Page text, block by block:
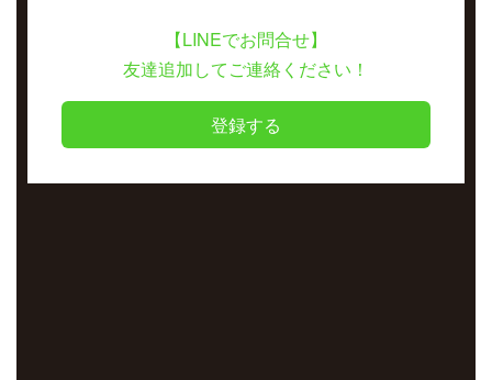
【LINEでお問合せ】
友達追加してご連絡ください！
登録する